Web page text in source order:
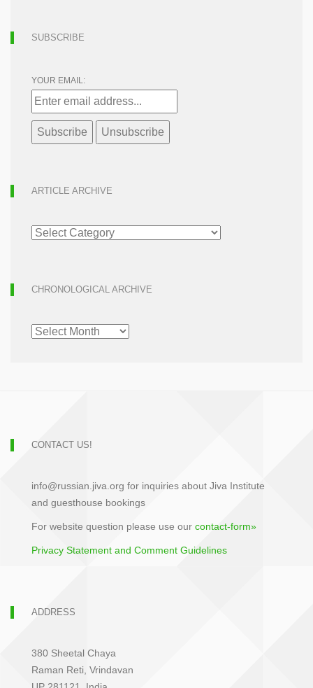
SUBSCRIBE
YOUR EMAIL:
ARTICLE ARCHIVE
ARTICLE
ARCHIVE
CHRONOLOGICAL ARCHIVE
CHRONOLOGICAL
ARCHIVE
CONTACT US!
info@russian.jiva.org for inquiries about Jiva Institute
and guesthouse bookings
For website question please use our contact-form»
Privacy Statement and Comment Guidelines
ADDRESS
380 Sheetal Chaya
Raman Reti, Vrindavan